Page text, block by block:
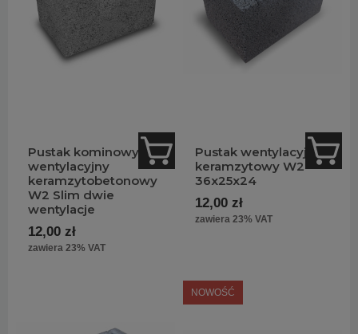
dwukanałowe oraz trzykanałowe – jeżeli aktualnie
nie planujesz stawiać
, a jedynie wykonać
montaż instalacji
. Na nasze produkty
Pustak kominowy
wentylacyjny
keramzytobetonowy
W2 Slim dwie
wentylacje
12,00 zł
zawiera 23% VAT
Pustak wentylacyjny
keramzytowy W2
36x25x24
12,00 zł
zawiera 23% VAT
NOWOŚĆ